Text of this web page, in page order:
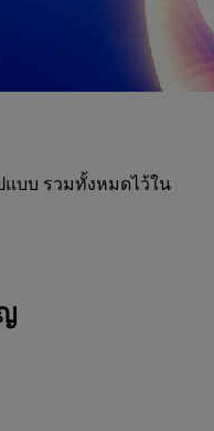
แบบ รวมทั้งหมดไว้ใน